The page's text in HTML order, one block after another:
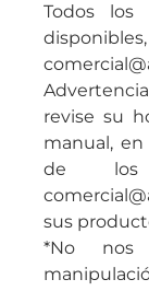
Todos los
revise su
manual,
de los
sus
*No nos